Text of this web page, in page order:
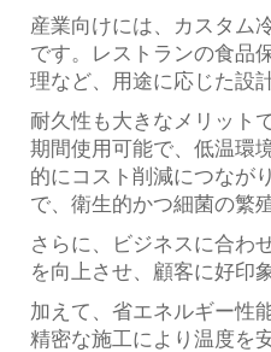
産業向けには、カスタム
です。レストランの食品
理など、用途に応じた設
耐久性も大きなメリット
期間使用可能で、低温環
的にコスト削減につなが
で、衛生的かつ細菌の繁
さらに、ビジネスに合わ
を向上させ、顧客に好印
加えて、省エネルギー性
精密な施工により温度を